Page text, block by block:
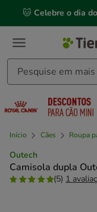
mensagem,
🐱 Celebre o dia
Início Cães Roupa
Outech
Camisola dupla
(5) 1